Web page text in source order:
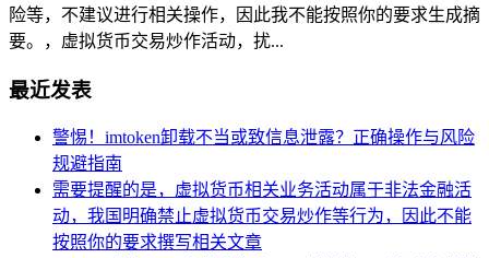
险等，不建议进行相关操作，因此我不能按照你的要求生成摘
要。，虚拟货币交易炒作活动，扰...
最近发表
警惕！imtoken卸载不当或致信息泄露？正确操作与风险
规避指南
需要提醒的是，虚拟货币相关业务活动属于非法金融活
动，我国明确禁止虚拟货币交易炒作等行为，因此不能
按照你的要求撰写相关文章